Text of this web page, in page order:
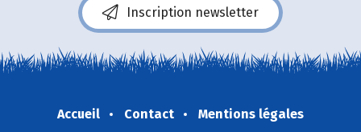
Inscription newsletter
Accueil Contact
Mentions légales